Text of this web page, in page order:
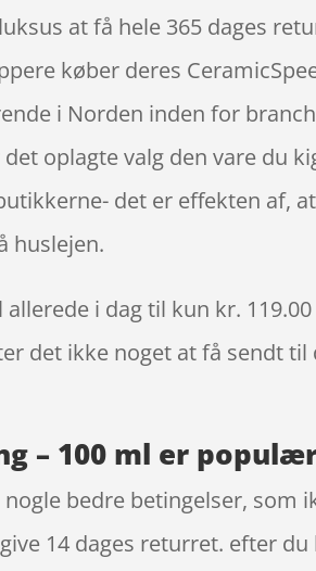
at få hele 365 dages
køber deres
i Norden inden for
oplagte valg den vare du
det er effekten af,
huslejen.
i dag til kun kr.
det ikke noget at få sendt
– 100 ml er
bedre betingelser, som
14 dages returret. efter